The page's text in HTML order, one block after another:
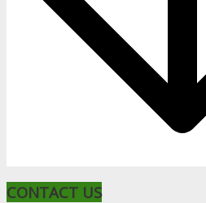
CONTACT US